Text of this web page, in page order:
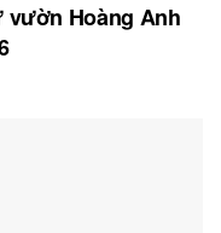
vườn Hoàng Anh